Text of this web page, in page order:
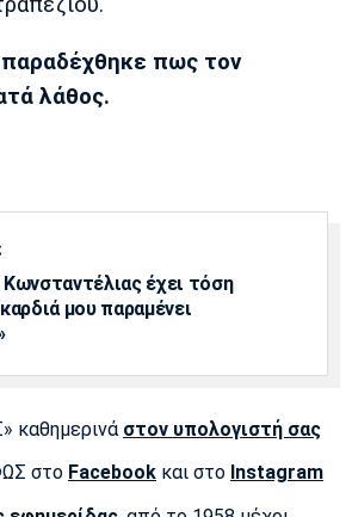
Πόρτο
παραδέχθηκε πως τον
λάθος.
έχει τόση
μου παραμένει
καθημερινά στον υπολογιστή σας
στο Facebook και στο Instagram